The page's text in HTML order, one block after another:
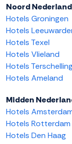
Noord Nederland
Hotels Groningen
Hotels
Hotels Texel
Hotels Vlieland
Hotels Terschelling
Hotels Ameland
Midden
Hotels
Hotels Rotterdam
Hotels Den Haag